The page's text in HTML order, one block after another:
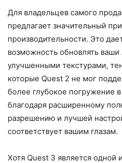
Для владельцев самого
предлагает значительный
производительности. Это
возможность обновлять
улучшенными текстурами,
которые Quest 2 не мог
более глубокое погружение
благодаря расширенному
разрешению и лучшей
соответствует вашим глазам.
Хотя Quest 3 является одной